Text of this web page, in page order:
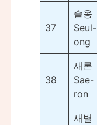
37
슬옹
Seul-
ong
38
새론
Sae-
ron
새별